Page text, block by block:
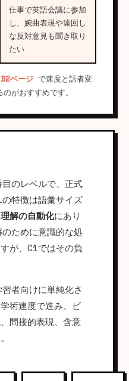
仕事で英語会議に参加
し、婉曲表現や遠回し
な反対意見も聞き取り
たい
B2ページ で速度と話者変
がおすすめです。
のレベルで、正式
特徴は語彙サイズ
理解の自動化にあり
ために意識的な処
が、C1ではその負
者向けに単純化さ
術速度で進み、ビ
間接的表現、含意